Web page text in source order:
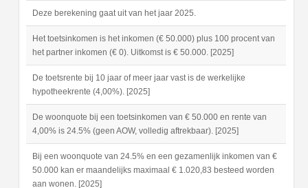
Deze berekening gaat uit van het jaar 2025.
Het toetsinkomen is het inkomen (€ 50.000) plus 100 procent van
het partner inkomen (€ 0). Uitkomst is € 50.000. [2025]
De toetsrente bij 10 jaar of meer jaar vast is de werkelijke
hypotheekrente (4,00%). [2025]
De woonquote bij een toetsinkomen van € 50.000 en rente van
4,00% is 24.5% (geen AOW, volledig aftrekbaar). [2025]
Bij een woonquote van 24.5% en een gezamenlijk inkomen van €
50.000 kan er maandelijks maximaal € 1.020,83 besteed worden
aan wonen. [2025]